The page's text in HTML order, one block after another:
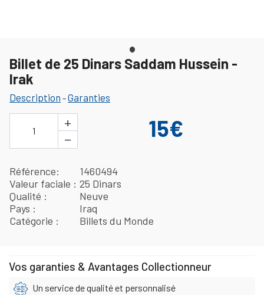
Billet de 25 Dinars Saddam Hussein -
Irak
Description -Garanties
1
+
−
15€
Référence
1460494
Valeur faciale
25 Dinars
Qualité
Neuve
Pays
Iraq
Catégorie
Billets du Monde
Vos garanties & Avantages Collectionneur
Un service de qualité et personnalisé